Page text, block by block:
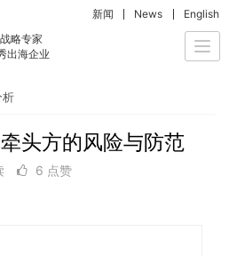
略专家
出海企业
新闻 News English
析
头方的风险与防范
6 点赞